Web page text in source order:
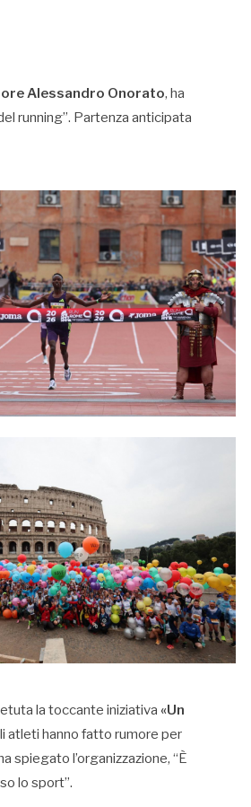
Alessandro Onorato, ha
running”. Partenza anticipata
la toccante iniziativa «Un
atleti hanno fatto rumore per
spiegato l’organizzazione, “È
lo sport”.